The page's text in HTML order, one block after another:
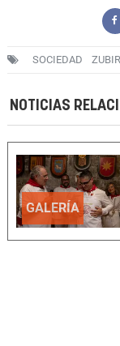
SOCIEDAD
NOTICIAS
GALERÍA